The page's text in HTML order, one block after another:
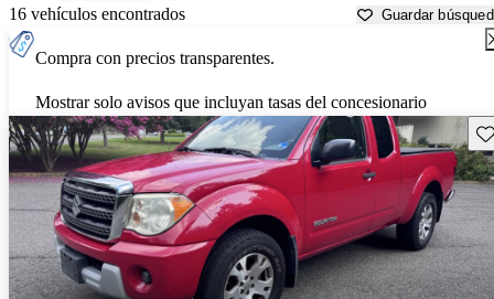
16 vehículos encontrados Guardar
Compra con precios transparentes.
Mostrar solo avisos que incluyan tasas del concesionario